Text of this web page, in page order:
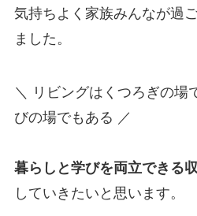
気持ちよく家族みんなが過
ました。
＼ リビングはくつろぎの場
びの場でもある ／
暮らしと学びを両立できる
していきたいと思います。